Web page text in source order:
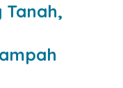
Tanah,